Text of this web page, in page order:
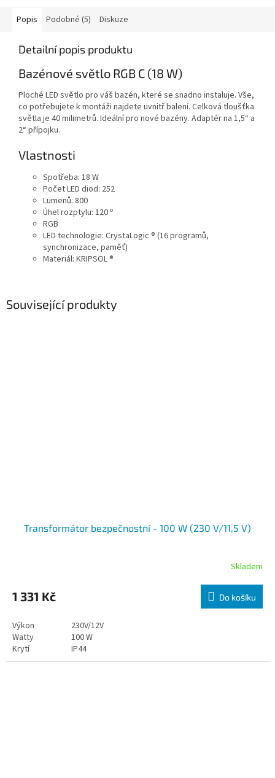
Popis Podobné (5) Diskuze
Detailní popis produktu
Bazénové světlo RGB C (18 W)
Ploché LED světlo pro váš bazén, které se snadno instaluje. Vše,
co potřebujete k montáži najdete uvnitř balení. Celková tloušťka
světla je 40 milimetrů. Ideální pro nové bazény. Adaptér na 1,5“ a
2“ přípojku.
Vlastnosti
Spotřeba: 18 W
Počet LED diod: 252
Lumenů: 800
Úhel rozptylu: 120 o
RGB
LED technologie: CrystaLogic ® (16 programů,
synchronizace, paměť)
Materiál: KRIPSOL ®
Související produkty
Transformátor bezpečnostní - 100 W (230 V/11,5 V)
Skladem
1 331 Kč Do košíku
Výkon
230V/12V
Watty
100 W
Krytí
IP44